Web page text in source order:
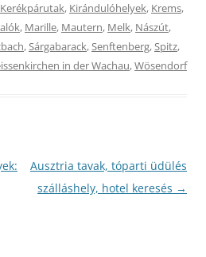
Kerékpárutak, Kirándulóhelyek, Krems,
, Marille, Mautern, Melk, Nászút,
,Sárgabarack,Senftenberg,Spitz,
in der Wachau,Wösendorf
Ausztria tavak, tóparti üdülés
szálláshely, hotel keresés →